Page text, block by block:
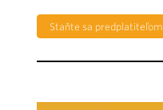
Staňte sa predplatiteľom